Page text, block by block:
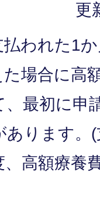
更
われた1
場合に高
最初に申
あります。
高額療養